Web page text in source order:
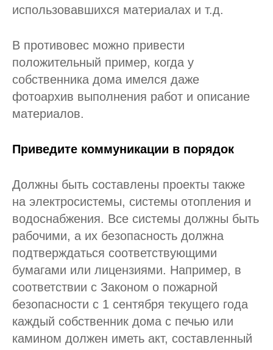
использовавшихся материалах и т.д.
В противовес можно привести
положительный пример, когда у
собственника дома имелся даже
фотоархив выполнения работ и описание
материалов.
Приведите коммуникации в порядок
Должны быть составлены проекты также
на электросистемы, системы отопления и
водоснабжения. Все системы должны быть
рабочими, а их безопасность должна
подтверждаться соответствующими
бумагами или лицензиями. Например, в
соответствии с Законом о пожарной
безопасности с 1 сентября текущего года
каждый собственник дома с печью или
камином должен иметь акт, составленный